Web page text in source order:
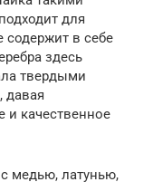
для
в себе
здесь
твердыми
давая
и качественное
медью, латунью,